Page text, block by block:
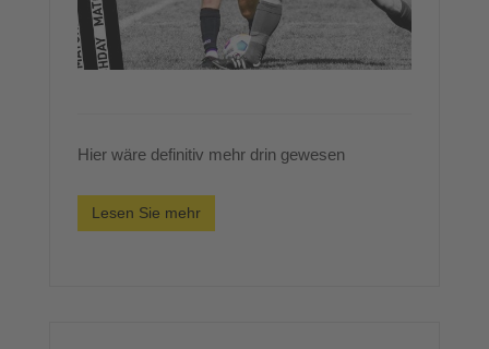
Hier wäre definitiv mehr drin gewesen
Lesen Sie mehr